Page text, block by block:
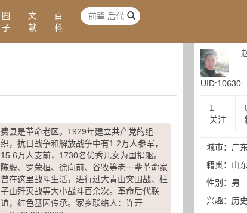
圈
子
文
献
百
科
费县是革命老区。1929年建立共产党的组
织，抗日战争和解放战争中有1.2万人参军，
15.6万人支前，1730名优秀儿女为国捐躯。
陈毅、罗荣桓、徐向前、谷牧等老一辈革命家
曾在这里战斗生活，进行过大青山突围战、柱
子山歼灭战等大小战斗百余次。革命后代联
谊，红色基因传承。家乡联络人：许开
UID:10630
1
关注
城市：广
籍贯：山
性别：男
兴趣：历史